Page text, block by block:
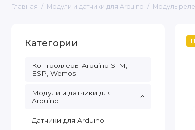
Главная Модули и датчики для Arduino Модуль
Категории
Контроллеры Arduino STM,
ESP, Wemos
Модули и датчики для
Arduino
Датчики для Arduino